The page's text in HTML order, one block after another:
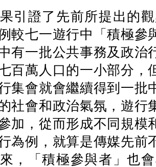
引證了先前所提出的
較七一遊行中「積極參
有一批公共事務及政治
百萬人口的一小部分
集會就會繼續得到一批
社會和政治氣氛，遊
加，從而形成不同規模
為例，就算是傳媒先
，「積極參與者」也